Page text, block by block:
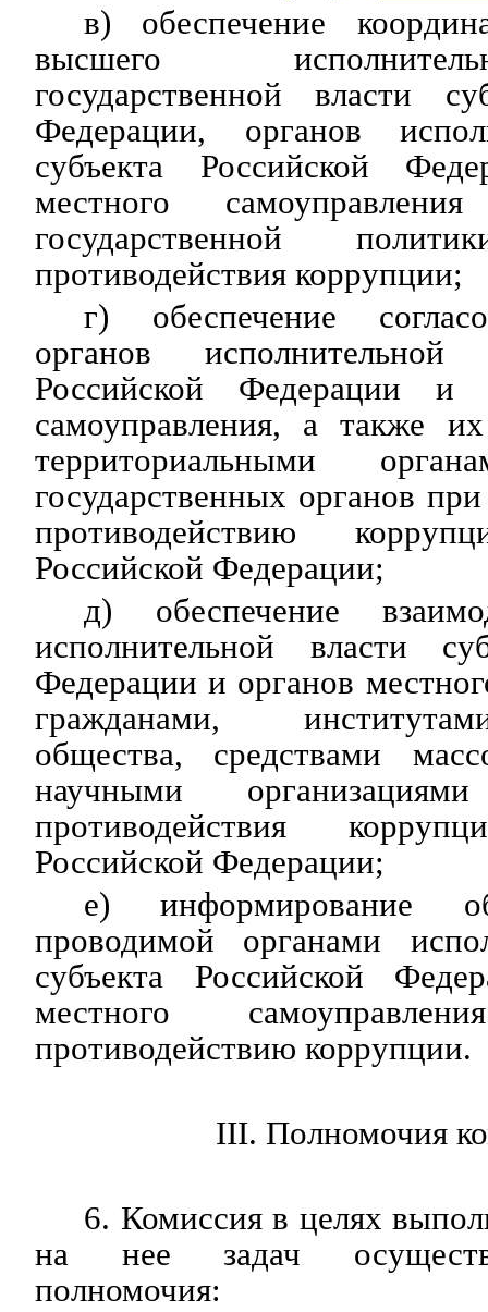
в) обеспечение
высшего
государственной власти
Федерации, органов
субъекта Российской
местного
государственной
противодействия коррупции;
г) обеспечение
органов исполнительной
Российской Федерации и
самоуправления, а также
территориальными
государственных органов
противодействию
Российской Федерации;
д) обеспечение
исполнительной власти
Федерации и органов
гражданами,
общества, средствами
научными
противодействия
Российской Федерации;
е) информирование
проводимой органами
субъекта Российской
местного
противодействию коррупции.
III. Полномочия
6. Комиссия в целях
на нее задач
полномочия: